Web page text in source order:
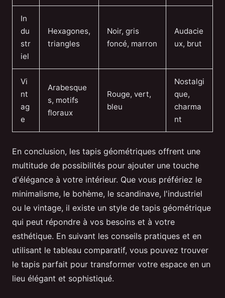
In
du
str
iel
Hexagones,
triangles
Noir, gris
foncé, marron
Audacie
ux, brut
Vi
nt
ag
e
Arabesque
s, motifs
floraux
Rouge, vert,
bleu
Nostalgi
que,
charma
nt
En conclusion, les tapis géométriques offrent une
multitude de possibilités pour ajouter une touche
d'élégance à votre intérieur. Que vous préfériez le
minimalisme, le bohème, le scandinave, l'industriel
ou le vintage, il existe un style de tapis géométrique
qui peut répondre à vos besoins et à votre
esthétique. En suivant les conseils pratiques et en
utilisant le tableau comparatif, vous pouvez trouver
le tapis parfait pour transformer votre espace en un
lieu élégant et sophistiqué.